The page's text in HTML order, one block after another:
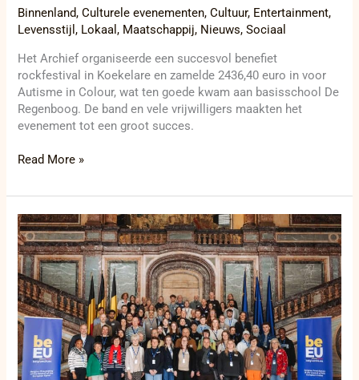
Binnenland,Culturele evenementen,Cultuur, Entertainment,
Levensstijl, Lokaal, Maatschappij, Nieuws,Sociaal
Het Archief organiseerde een succesvol benefiet
rockfestival in Koekelare en zamelde 2436,40 euro in voor
Autisme in Colour, wat ten goede kwam aan basisschool De
Regenboog. De band en vele vrijwilligers maakten het
evenement tot een groot succes.
Read More »
AI-
burgerpanel
vraagt
aandacht
voor
cruciale
kwesties
in
AI-
beleid